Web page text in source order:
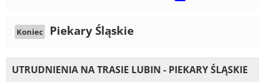
Koniec Piekary Śląskie
UTRUDNIENIA NA TRASIE LUBIN - PIEKARY ŚLĄSKIE